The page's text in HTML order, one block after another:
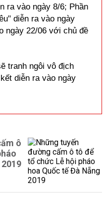
ra vào ngày 8/6; Phần
diễn ra vào ngày
ngày 22/06 với chủ đề
tranh ngôi vô địch
diễn ra vào ngày
ô